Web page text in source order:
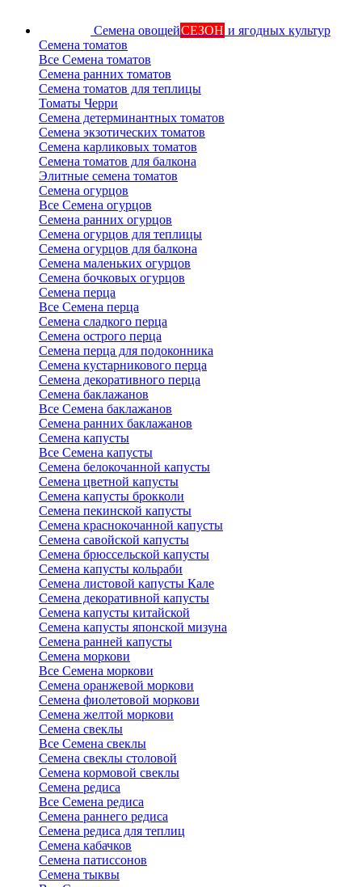
Семена овощейСЕЗОН и ягодных культур
Семена томатов
Все Семена томатов
Семена ранних томатов
Семена томатов для теплицы
Томаты Черри
Семена детерминантных томатов
Семена экзотических томатов
Семена карликовых томатов
Семена томатов для балкона
Элитные семена томатов
Семена огурцов
Все Семена огурцов
Семена ранних огурцов
Семена огурцов для теплицы
Семена огурцов для балкона
Семена маленьких огурцов
Семена бочковых огурцов
Семена перца
Все Семена перца
Семена сладкого перца
Семена острого перца
Семена перца для подоконника
Семена кустарникового перца
Семена декоративного перца
Семена баклажанов
Все Семена баклажанов
Семена ранних баклажанов
Семена капусты
Все Семена капусты
Семена белокочанной капусты
Семена цветной капусты
Семена капусты брокколи
Семена пекинской капусты
Семена краснокочанной капусты
Семена савойской капусты
Семена брюссельской капусты
Семена капусты кольраби
Семена листовой капусты Кале
Семена декоративной капусты
Семена капусты китайской
Семена капусты японской мизуна
Семена ранней капусты
Семена моркови
Все Семена моркови
Семена оранжевой моркови
Семена фиолетовой моркови
Семена желтой моркови
Семена свеклы
Все Семена свеклы
Семена свеклы столовой
Семена кормовой свеклы
Семена редиса
Все Семена редиса
Семена раннего редиса
Семена редиса для теплиц
Семена кабачков
Семена патиссонов
Семена тыквы